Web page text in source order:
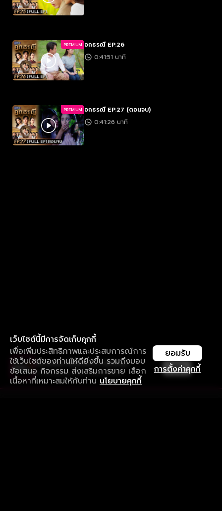
PREMIUM อกธรณี EP.26
0:41:51 นาที
PREMIUM อกธรณี EP.27 (ตอนจบ)
0:41:26 นาที
เว็บไซต์นี้มีการจัดเก็บคุกกี้
เพื่อเพิ่มประสิทธิภาพและประสบการณ์การ
ใช้เว็บไซต์ของท่านให้ดียิ่งขึ้น รวมถึงมอบ
ข้อเสนอ กิจกรรม ส่งเสริมการขาย เลือก
เนื้อหาที่เหมาะสมให้กับท่าน นโยบายคุกกี้
การตั้งค่าคุกกี้
ยอมรับ
ใช้งานแอป ลื่นไหลกว่า ไม่มีสะดุด
ดาวน์โหลดแอปเพื่อการรับชมที่ดีกว่า เปิด